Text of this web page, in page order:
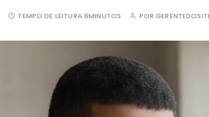
TEMPO DE LEITURA:6MINUTOS POR